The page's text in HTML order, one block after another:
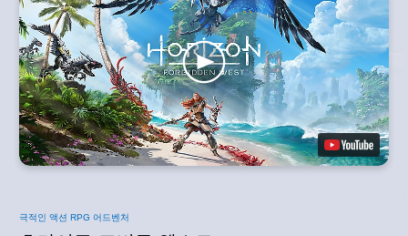
극적인 액션 RPG 어드벤처